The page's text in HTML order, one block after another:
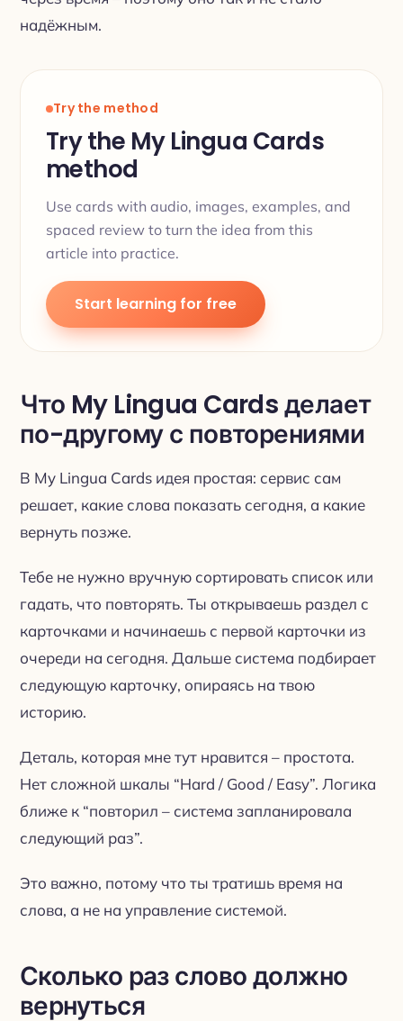
надёжным.
Try the method
Try the My Lingua Cards
method
Use cards with audio, images, examples, and
spaced review to turn the idea from this
article into practice.
Start learning for free
Что My Lingua Cards делает
по-другому с повторениями
В My Lingua Cards идея простая: сервис сам
решает, какие слова показать сегодня, а какие
вернуть позже.
Тебе не нужно вручную сортировать список или
гадать, что повторять. Ты открываешь раздел с
карточками и начинаешь с первой карточки из
очереди на сегодня. Дальше система подбирает
следующую карточку, опираясь на твою
историю.
Деталь, которая мне тут нравится – простота.
Нет сложной шкалы “Hard / Good / Easy”. Логика
ближе к “повторил – система запланировала
следующий раз”.
Это важно, потому что ты тратишь время на
слова, а не на управление системой.
Сколько раз слово должно
вернуться